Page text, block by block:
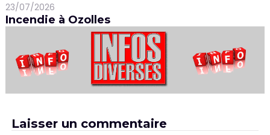
23/07/2026
Incendie à Ozolles
Laisser un commentaire